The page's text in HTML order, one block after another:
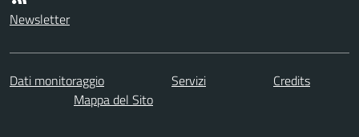
Newsletter
Dati monitoraggio Servizi
Credits
Mappa del Sito